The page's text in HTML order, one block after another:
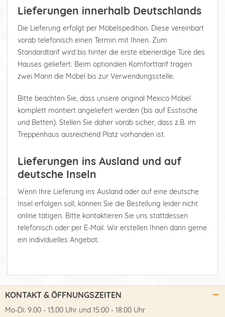
Lieferungen innerhalb Deutschlands
Die Lieferung erfolgt per Möbelspedition. Diese vereinbart
vorab telefonisch einen Termin mit Ihnen. Zum
Standardtarif wird bis hinter die erste ebenerdige Türe des
Hauses geliefert. Beim optionalen Komforttarif tragen
zwei Mann die Möbel bis zur Verwendungsstelle.
Bitte beachten Sie, dass unsere original Mexico Möbel
komplett montiert angeliefert werden (bis auf Esstische
und Betten). Stellen Sie daher vorab sicher, dass z.B. im
Treppenhaus ausreichend Platz vorhanden ist.
Lieferungen ins Ausland und auf
deutsche Inseln
Wenn Ihre Lieferung ins Ausland oder auf eine deutsche
Insel erfolgen soll, können Sie die Bestellung leider nicht
online tätigen. Bitte kontaktieren Sie uns stattdessen
telefonisch oder per E-Mail. Wir erstellen Ihnen dann gerne
ein individuelles Angebot.
KONTAKT & ÖFFNUNGSZEITEN
Mo-Di: 9:00 - 13:00 Uhr und 15:00 - 18:00 Uhr